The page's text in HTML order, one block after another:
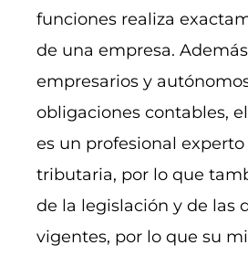
funciones realiza
de una empresa.
empresarios y
obligaciones contables,
es un profesional
tributaria, por lo que
de la legislación y de las
vigentes, por lo que su